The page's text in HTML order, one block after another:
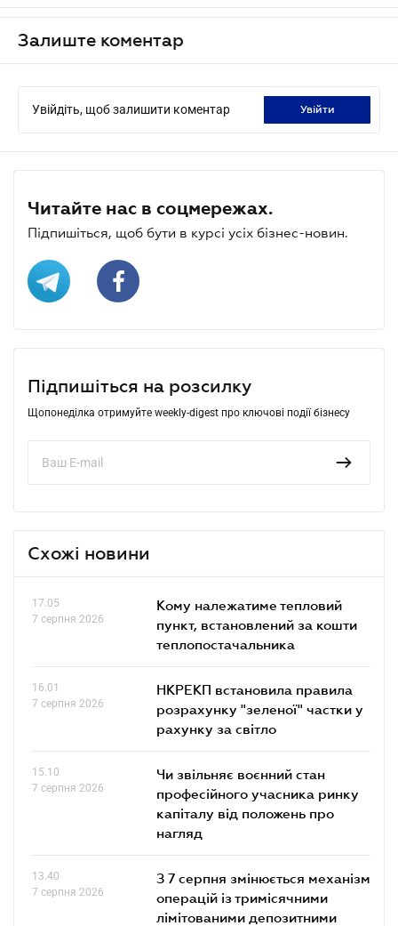
Залиште коментар
Увійдіть, щоб залишити коментар увійти
Читайте нас в соцмережах.
Підпишіться, щоб бути в курсі усіх бізнес-новин.
Підпишіться на розсилку
Щопонеділка отримуйте weekly-digest про ключові події бізнесу
Схожі новини
17.05
7 серпня 2026
Кому належатиме тепловий
пункт, встановлений за кошти
теплопостачальника
16.01
7 серпня 2026
НКРЕКП встановила правила
розрахунку "зеленої" частки у
рахунку за світло
15.10
7 серпня 2026
Чи звільняє воєнний стан
професійного учасника ринку
капіталу від положень про
нагляд
13.40
7 серпня 2026
З 7 серпня змінюється механізм
операцій із тримісячними
лімітованими депозитними